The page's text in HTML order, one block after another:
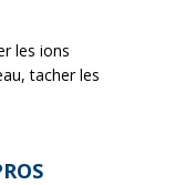
les ions
tacher les